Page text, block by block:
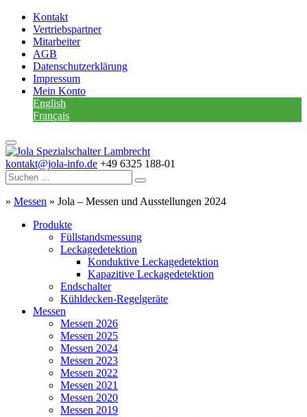
Kontakt
Vertriebspartner
Mitarbeiter
AGB
Datenschutzerklärung
Impressum
Mein Konto
English
Français
kontakt@jola-info.de +49 6325 188-01
» Messen » Jola – Messen und Ausstellungen 2024
Produkte
Füllstandsmessung
Leckagedetektion
Konduktive Leckagedetektion
Kapazitive Leckagedetektion
Endschalter
Kühldecken-Regelgeräte
Messen
Messen 2026
Messen 2025
Messen 2024
Messen 2023
Messen 2022
Messen 2021
Messen 2020
Messen 2019